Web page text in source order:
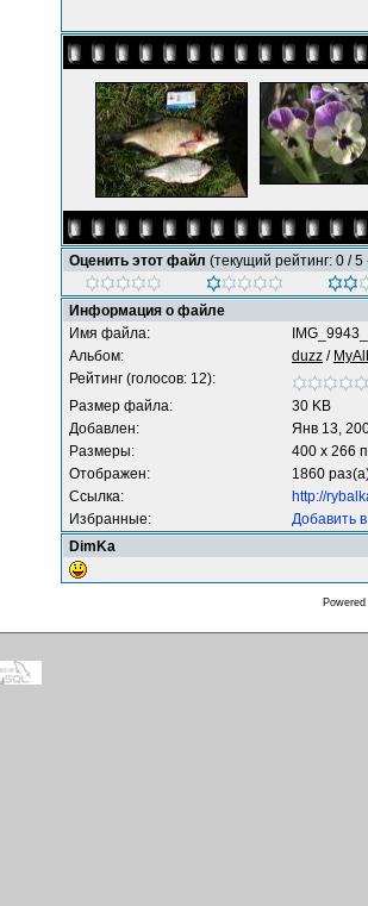
Оценить этот файл (текущий рейтинг: 0 / 5
Информация о файле
Имя файла:
Альбом:
duzz /
Рейтинг (голосов: 12):
Размер файла:
30 KB
Добавлен:
Янв 13,
Размеры:
400 x 266
Отображен:
1860
Ссылка:
http://
Избранные:
Добавить
DimKa